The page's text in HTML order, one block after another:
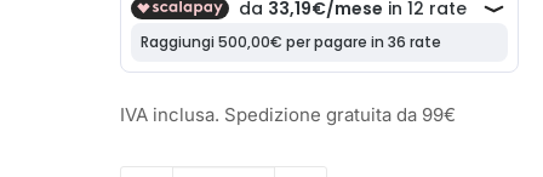
IVA inclusa. Spedizione gratuita da 99€